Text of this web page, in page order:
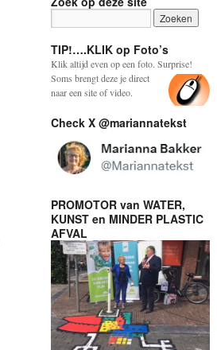
TIP!….KLIK op Foto’s
Klik altijd even op een foto. Surprise!
Soms brengt deze je direct
naar een site of video.
Check X @mariannatekst
PROMOTOR van WATER,
KUNST en MINDER PLASTIC
AFVAL